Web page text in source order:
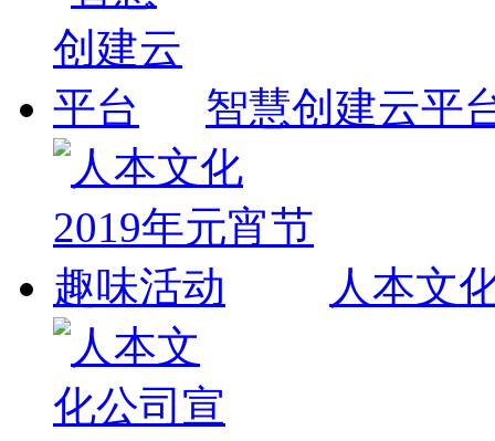
智慧创建云平
人本文